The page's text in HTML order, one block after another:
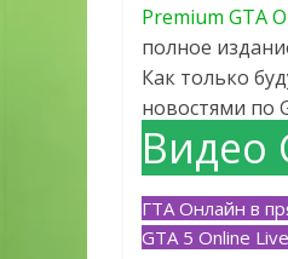
Premium GTA
полное
Как только
новостями по
Видео
ГТА Онлайн в
GTA 5 Online Live